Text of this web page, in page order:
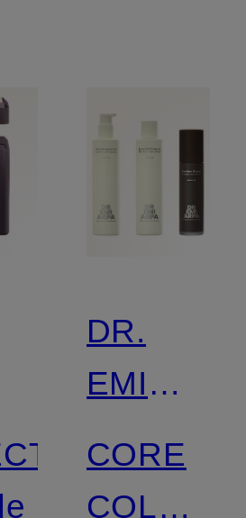
DR.
EMI
ARPA
SKIN
CORE